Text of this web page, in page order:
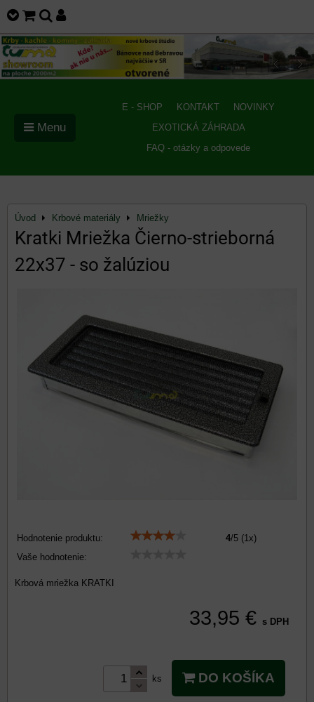
E - SHOP KONTAKT
NOVINKY
EXOTICKÁ ZÁHRADA
FAQ - otázky a odpovede
Menu
Úvod Krbové materiály Mriežky
Kratki Mriežka Čierno-strieborná
22x37 - so žalúziou
Hodnotenie produktu: 4/5 (1x)
Vaše hodnotenie:
Krbová mriežka KRATKI
33,95 € s DPH
ks DO KOŠÍKA